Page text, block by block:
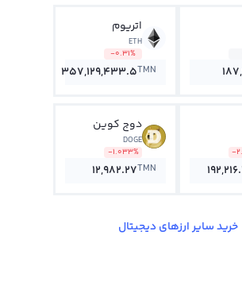
اتریوم
ETH
-0.31%
357,129,433.5TMN
-
دوج کوین
DOGE
-1.033%
12,982.27TMN
خرید سایر ارزهای دیجیتال